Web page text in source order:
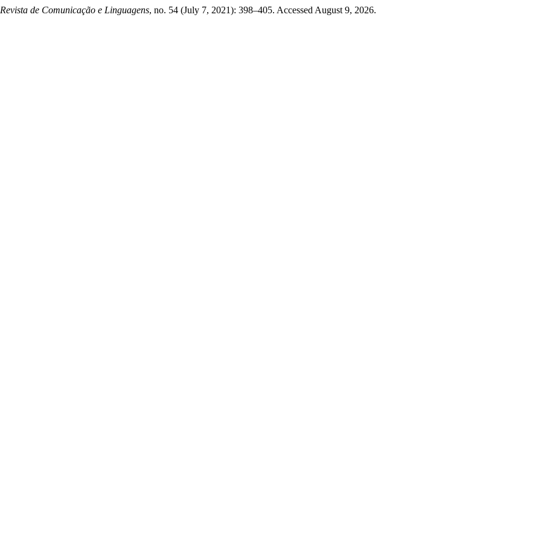
Revista de Comunicação e Linguagens, no. 54 (July 7, 2021): 398–405. Accessed August 9, 2026.